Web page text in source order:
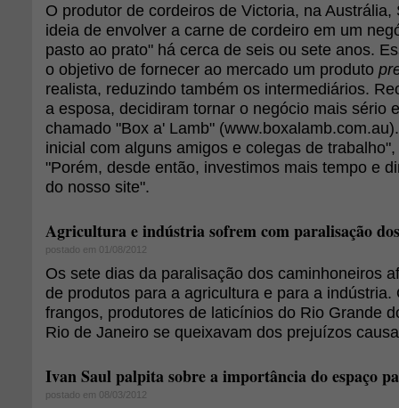
O produtor de cordeiros de Victoria, na
ideia de envolver a carne de cordeiro em um
pasto ao prato" há cerca de seis ou sete anos.
o objetivo de fornecer ao mercado um produto
realista, reduzindo também os intermediários.
a esposa, decidiram tornar o negócio mais sério
chamado "Box a' Lamb"
inicial com alguns amigos e colegas de
"Porém, desde então, investimos mais tempo e
do nosso site".
Agricultura e indústria sofrem com paralisação
postado em 01/08/2012
Os sete dias da paralisação dos caminhoneiros
de produtos para a agricultura e para a indústria.
frangos, produtores de laticínios do Rio Grande
Rio de Janeiro se queixavam dos prejuízos
Ivan Saul palpita sobre a importância do espaço
postado em 08/03/2012